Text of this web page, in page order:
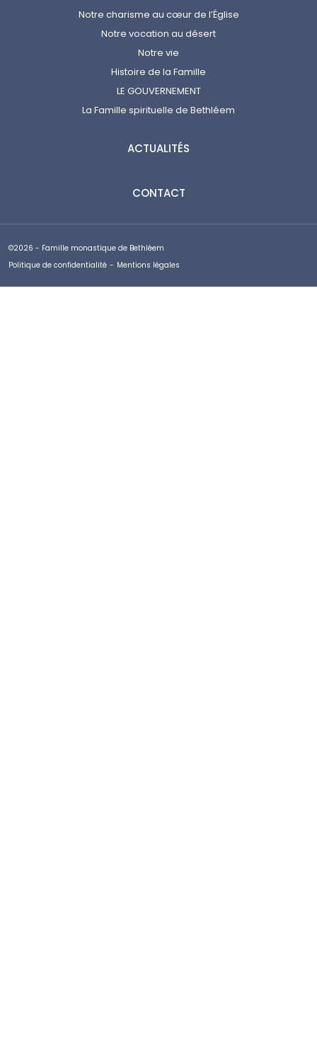
Notre charisme au cœur de l’Église
Notre vocation au désert
Notre vie
Histoire de la Famille
LE GOUVERNEMENT
La Famille spirituelle de Bethléem
ACTUALITÉS
CONTACT
©2026 - Famille monastique de Bethléem
Politique de confidentialité - Mentions légales